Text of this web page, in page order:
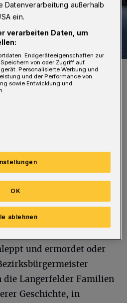
Beginn des 20.
zu
den Ortskern prägen,
hin. Unter den
die jüdischen
und ermordet oder
die Langerfelder Familien
Geschichte, in
Datenverarbeitung außerhalb
ein.
verarbeiten Daten, um
Endgeräteeigenschaften zur
von oder Zugriff auf
Personalisierte Werbung und
und der Performance von
sowie Entwicklung und
ablehnen
OK